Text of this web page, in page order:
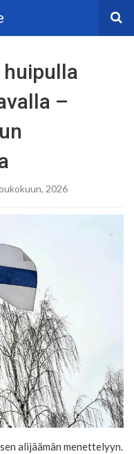
huipulla
–
2026
alijäämän menettelyyn.